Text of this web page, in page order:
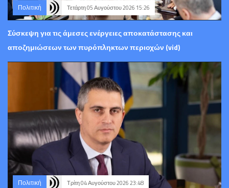
Πολιτική Τετάρτη 05 Αυγούστου 2026 15:26
Σύσκεψη για τις άμεσες ενέργειες αποκατάστασης και
αποζημιώσεων των πυρόπληκτων περιοχών (vid)
Πολιτική Τρίτη 04 Αυγούστου 2026 23:48